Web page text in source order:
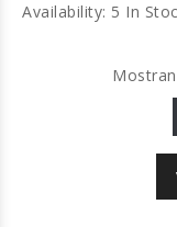
Availability: 5 In